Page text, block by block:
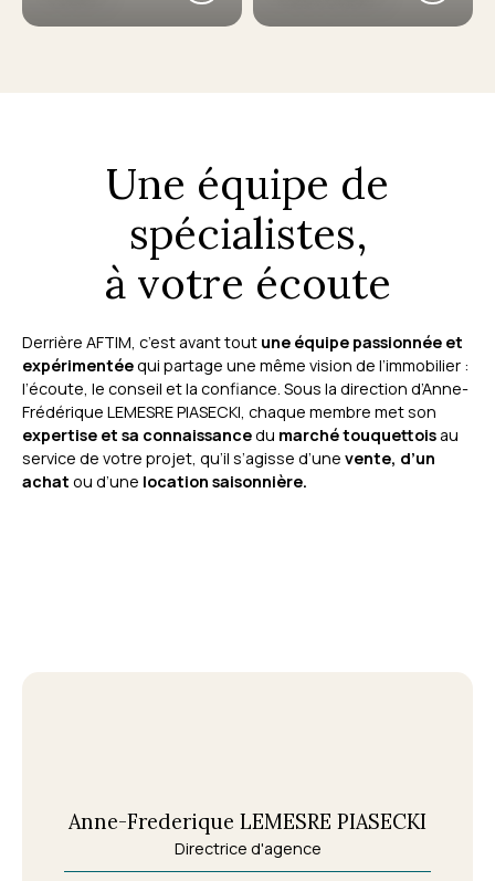
Une équipe de
spécialistes,
à votre écoute
Derrière AFTIM, c’est avant tout une équipe passionnée et
expérimentéequi partage une même vision de l’immobilier :
l’écoute, le conseil et la confiance. Sous la direction d’Anne-
Frédérique LEMESRE PIASECKI, chaque membre met son
expertise et sa connaissancedu marché touquettois au
service de votre projet, qu’il s’agisse d’une vente, d’un
achat ou d’une location saisonnière.
Anne-Frederique LEMESRE PIASECKI
Directrice d'agence